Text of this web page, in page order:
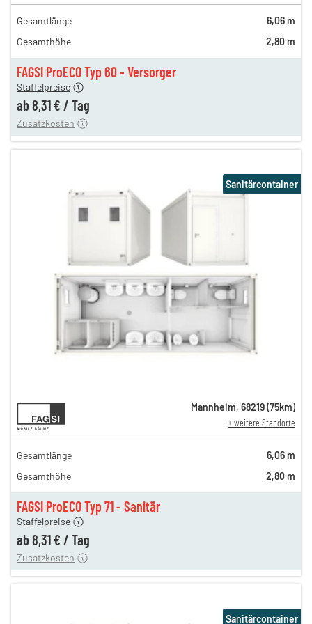
FAGSI ProECO Typ 60 - Versorger
10,97 €
9,24 €
8,64 €
Staffelpreise
ab 8,31 € / Tag
180,00 €
110,00 €
Zusatzkosten
Gesamtlänge
6,06 m
Gesamthöhe
2,80 m
FAGSI ProECO Typ 71 - Sanitär
12,81 €
12,81 €
10,97 €
9,24 €
8,64 €
Staffelpreise
ab 8,31 € / Tag
180,00 €
110,00 €
Zusatzkosten
Sanitärcontainer
Mannheim, 68219(75km)
+ weitere Standorte
Gesamtlänge
6,06 m
Gesamthöhe
2,80 m
Sanitärcontainer